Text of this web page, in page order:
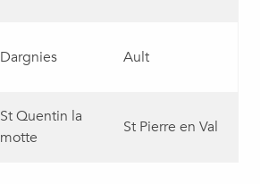
Dargnies Ault
St Quentin la
motte
St Pierre en Val